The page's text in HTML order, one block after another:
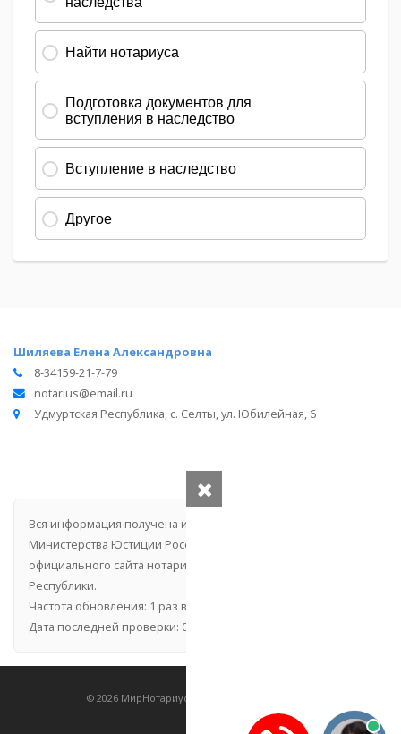
Шиляева Елена Александровна
8-34159-21-7-79
notarius@email.ru
Удмуртская Республика, с. Селты, ул. Юбилейная, 6
Вся информация получена из открытого реестра
Министерства Юстиции Российской Федерации и с
официального сайта нотариальной палаты Удмуртской
Республики.
Частота обновления: 1 раз в неделю.
Дата последней проверки: 03.08.2026
© 2026 МирНотариусов - все права зашищены